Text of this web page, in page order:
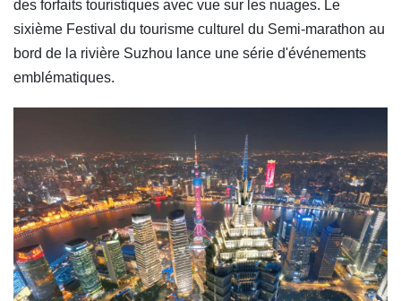
des forfaits touristiques avec vue sur les nuages. Le
sixième Festival du tourisme culturel du Semi-marathon au
bord de la rivière Suzhou lance une série d'événements
emblématiques.